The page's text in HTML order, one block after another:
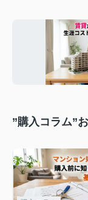
”購入コラム”